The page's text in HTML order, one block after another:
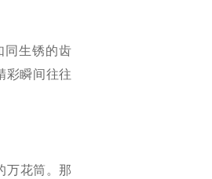
同生锈的齿
彩瞬间往往
万花筒。那